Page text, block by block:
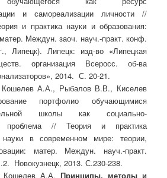
и самореализации личности //
и практика науки и образования:
Междун. заоч. науч.-практ. конф.
Липецк). Липецк: изд-во «Липецкая
организация Всеросс. об-ва
2014. С. 20-21.
А.А., Рыбалов В.В., Киселев
портфолио обучающимися
школы как социально-
проблема // Теория и практика
науки в современном мире: теории,
матер. Междун. науч.-практ.
Новокузнецк, 2013. С.230-238.
Кошелев А.А. Принципы, методы и